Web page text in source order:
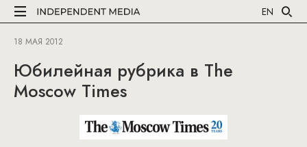
EN
18 МАЯ 2012
Юбилейная рубрика в The
Moscow Times